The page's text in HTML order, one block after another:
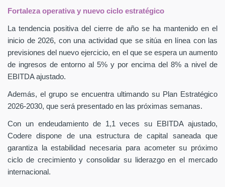
Fortaleza operativa y nuevo ciclo estratégico
La tendencia positiva del cierre de año se ha mantenido en el
inicio de 2026, con una actividad que se sitúa en línea con las
previsiones del nuevo ejercicio, en el que se espera un aumento
de ingresos de entorno al 5% y por encima del 8% a nivel de
EBITDA ajustado.
Además, el grupo se encuentra ultimando su Plan Estratégico
2026-2030, que será presentado en las próximas semanas.
Con un endeudamiento de 1,1 veces su EBITDA ajustado,
Codere dispone de una estructura de capital saneada que
garantiza la estabilidad necesaria para acometer su próximo
ciclo de crecimiento y consolidar su liderazgo en el mercado
internacional.